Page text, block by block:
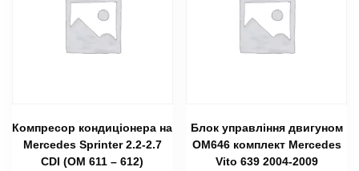
Компресор кондиціонера на
Mercedes Sprinter 2.2-2.7
CDI (ОМ 611 – 612)
Блок управління двигуном
ОМ646 комплект Mercedes
Vito 639 2004-2009